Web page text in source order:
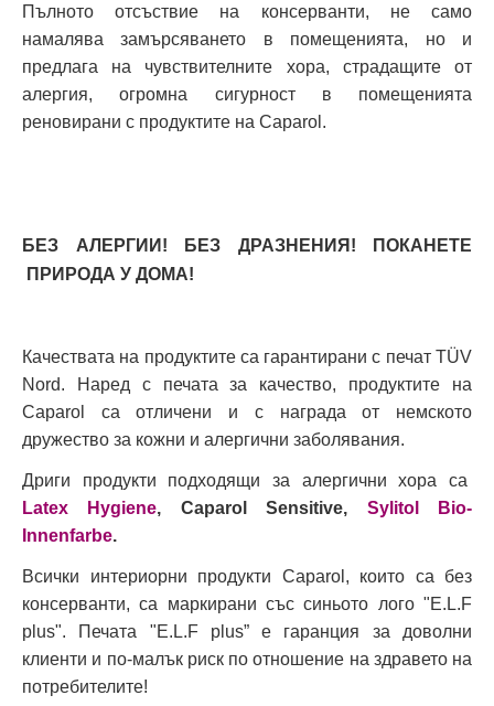
Пълното отсъствие на консерванти, не само
намалява замърсяването в помещенията, но и
предлага на чувствителните хора, страдащите от
алергия, огромна сигурност в помещенията
реновирани с продуктите на Caparol.
БЕЗ АЛЕРГИИ! БЕЗ ДРАЗНЕНИЯ! ПОКАНЕТЕ
ПРИРОДА У ДОМА!
Качествата на продуктите са гарантирани с печат TÜV
Nord. Наред с печата за качество, продуктите на
Caparol са отличени и с награда от немското
дружество за кожни и алергични заболявания.
Дриги продукти подходящи за алергични хора са
Latex Hygiene, Caparol Sensitive, Sylitol Bio-
Innenfarbe.
Всички интериорни продукти Caparol, които са без
консерванти, са маркирани със синьото лого "E.L.F
plus". Печата "E.L.F plus” е гаранция за доволни
клиенти и по-малък риск по отношение на здравето на
потребителите!